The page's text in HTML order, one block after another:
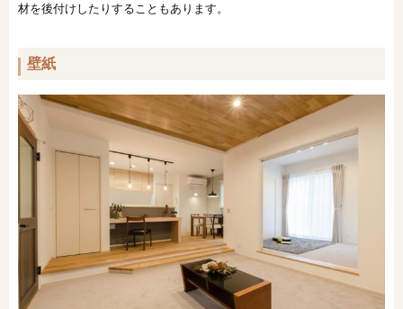
材を後付けしたりすることもあります。
壁紙